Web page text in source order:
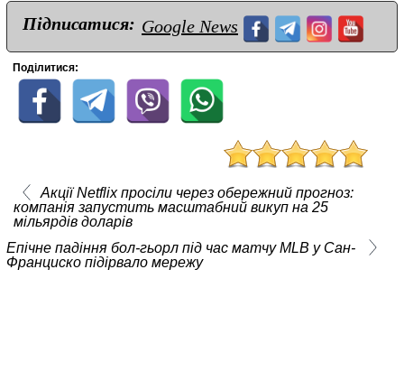
Підписатися: Google News
Поділитися:
Акції Netflix просіли через обережний прогноз:
компанія запустить масштабний викуп на 25
мільярдів доларів
Епічне падіння бол-гьорл під час матчу MLB у Сан-
Франциско підірвало мережу